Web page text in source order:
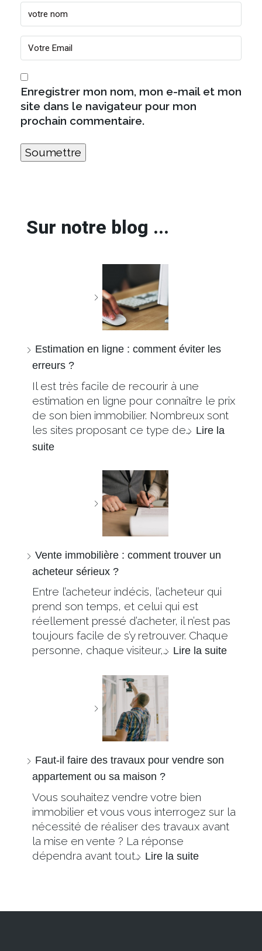
Enregistrer mon nom, mon e-mail et mon
site dans le navigateur pour mon
prochain commentaire.
Sur notre blog ...
Estimation en ligne : comment éviter les
erreurs ?
Il est très facile de recourir à une
estimation en ligne pour connaître le prix
de son bien immobilier. Nombreux sont
les sites proposant ce type de… Lire la
suite
Vente immobilière : comment trouver un
acheteur sérieux ?
Entre l’acheteur indécis, l’acheteur qui
prend son temps, et celui qui est
réellement pressé d’acheter, il n’est pas
toujours facile de s’y retrouver. Chaque
personne, chaque visiteur,… Lire la suite
Faut-il faire des travaux pour vendre son
appartement ou sa maison ?
Vous souhaitez vendre votre bien
immobilier et vous vous interrogez sur la
nécessité de réaliser des travaux avant
la mise en vente ? La réponse
dépendra avant tout… Lire la suite